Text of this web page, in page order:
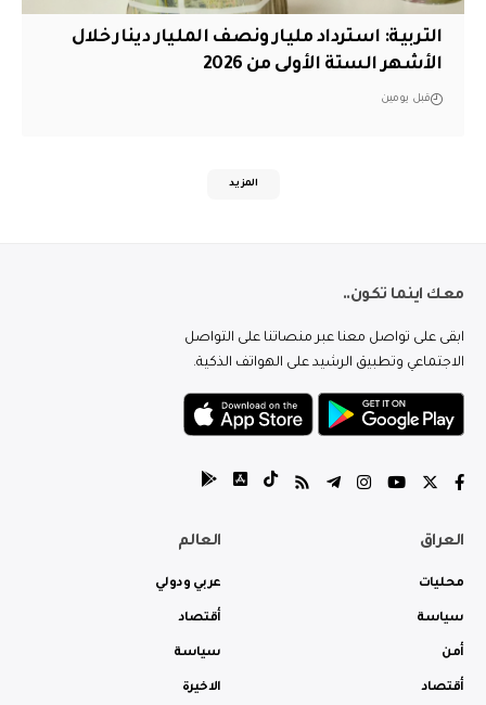
التربية: استرداد مليار ونصف المليار دينار خلال
الأشهر الستة الأولى من 2026
قبل يومين
المزيد
معك اينما تكون..
ابقى على تواصل معنا عبر منصاتنا على التواصل
الاجتماعي وتطبيق الرشيد على الهواتف الذكية.
العراق
محليات
سياسة
أمن
أقتصاد
العالم
عربي ودولي
أقتصاد
سياسة
الاخيرة